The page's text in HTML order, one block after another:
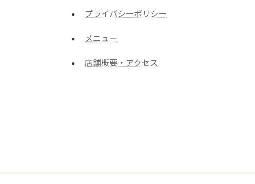
プライバシーポリシー
メニュー
店舗概要・アクセス